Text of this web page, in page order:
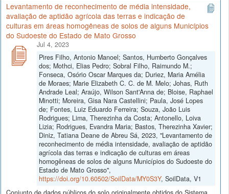
Levantamento de reconhecimento de média intensidade,
avaliação de aptidão agrícola das terras e indicação de
culturas em áreas homogêneas de solos de alguns Municípios
do Sudoeste do Estado de Mato Grosso
Jul 4, 2023
Pires Filho, Antonio Manoel; Santos, Humberto Gonçalves
dos; Mothci, Elias Pedro; Sobral Filho, Raimundo M.;
Fonseca, Osório Oscar Marques da; Duriez, Maria Amélia
de Moraes; Marie Elizabeth C. C. de M. Melo; Johas, Ruth
Andrade Leal; Araújo, Wilson Sant'Anna de; Bloise, Raphael
Minotti; Moreira, Gisa Nara Castellini; Paula, José Lopes
de; Fontes, Luiz Eduardo Ferreira; Souza, João Luis
Rodrigues; Lima, Therezinha da Costa; Antonello, Loiva
Lizia; Rodrigues, Evandra Maria; Bastos, Therezinha Xavier;
Diniz, Tatiana Deane de Abreu Sá, 2023, "Levantamento de
reconhecimento de média intensidade, avaliação de aptidão
agrícola das terras e indicação de culturas em áreas
homogêneas de solos de alguns Municípios do Sudoeste do
Estado de Mato Grosso",
https://doi.org/10.60502/SoilData/MY0S3Y, SoilData, V1